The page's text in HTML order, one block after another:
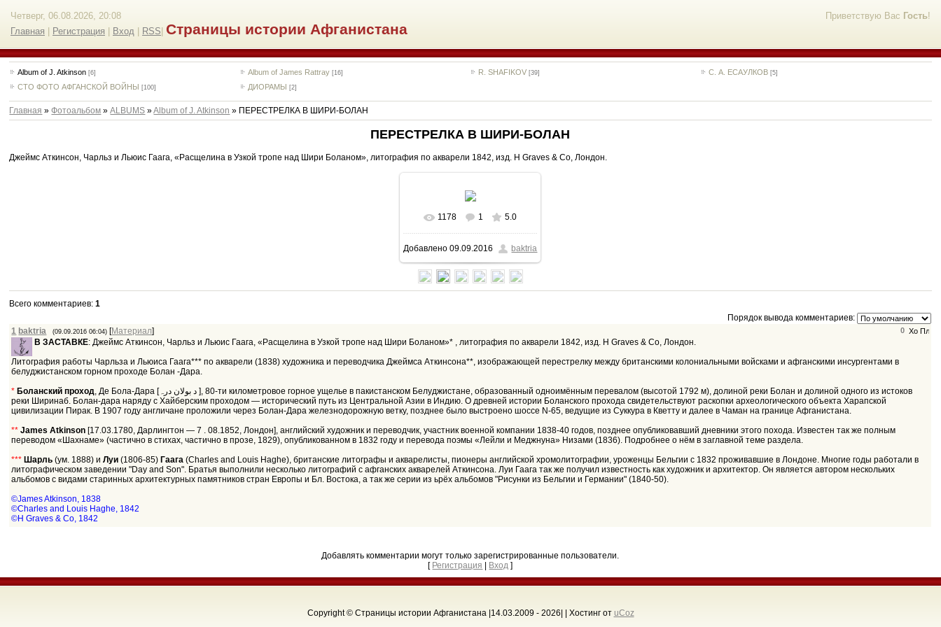
Приветствую Вас Гость!
Четверг, 06.08.2026, 20:08
Главная
Регистрация Вход RSS Страницы истории Афганистана
Album of J. Atkinson [6] Album of James Rattray [16] R. SHAFIKOV [39] С. А. ЕСАУЛКОВ [5]
СТО ФОТО АФГАНСКОЙ ВОЙНЫ [100] ДИОРАМЫ [2]
Главная »Фотоальбом »ALBUMS »Album of J. Atkinson » ПЕРЕСТРЕЛКА В ШИРИ-БОЛАН
ПЕРЕСТРЕЛКА В ШИРИ-БОЛАН
Джеймс Аткинсон, Чарльз и Льюис Гаага, «Расщелина в Узкой тропе над Шири Боланом», литография по акварели 1842, изд. H Graves & Co, Лондон.
В реальном размере
1600x1053/ 1638.5Kb
1178 1 5.0
Добавлено 09.09.2016 baktria
Всего комментариев:1
Порядок вывода комментариев:
0
1 baktria (09.09.2016 06:04) [Материал]
В ЗАСТАВКЕ: Джеймс Аткинсон, Чарльз и Льюис Гаага, «Расщелина в Узкой тропе над Шири Боланом»* , литография по акварели 1842, изд. H Graves & Co, Лондон.
Литография работы Чарльза и Льюиса Гаага*** по акварели (1838) художника и переводчика Джеймса Аткинсона**, изображающей перестрелку между британскими колониальными войсками и афганскими инсургентами в
белуджистанском горном проходе Болан -Дара.
* Боланский проход, Де Бола-Дара [د بولان درہ ], 80-ти километровое горное ущелье в пакистанском Белуджистане, образованный одноимённым перевалом (высотой 1792 м), долиной реки Болан и долиной одного из истоков
реки Ширинаб. Болан-дара наряду с Хайберским проходом — исторический путь из Центральной Азии в Индию. О древней истории Боланского прохода свидетельствуют раскопки археологического объекта Харапской
цивилизации Пирак. В 1907 году англичане проложили через Болан-Дара железнодорожную ветку, позднее было выстроено шоссе N-65, ведущие из Суккура в Кветту и далее в Чаман на границе Афганистана.
** James Atkinson [17.03.1780, Дарлингтон — 7 . 08.1852, Лондон], английский художник и переводчик, участник военной компании 1838-40 годов, позднее опубликовавший дневники этого похода. Известен так же полным
переводом «Шахнаме» (частично в стихах, частично в прозе, 1829), опубликованном в 1832 году и перевода поэмы «Лейли и Меджнуна» Низами (1836). Подробнее о нём в заглавной теме раздела.
*** Шарль (ум. 1888) иЛуи (1806-85) Гаага (Charles and Louis Haghe), британские литографы и акварелисты, пионеры английской хромолитографии, уроженцы Бельгии с 1832 проживавшие в Лондоне. Многие годы работали в
литографическом заведении "Day and Son". Братья выполнили несколько литографий с афганских акварелей Аткинсона. Луи Гаага так же получил известность как художник и архитектор. Он является автором нескольких
альбомов с видами старинных архитектурных памятников стран Европы и Бл. Востока, а так же серии из ьрёх альбомов "Рисунки из Бельгии и Германии" (1840-50).
©James Atkinson, 1838
©Charles and Louis Haghe, 1842
©H Graves & Co, 1842
Добавлять комментарии могут только зарегистрированные пользователи.
[ Регистрация Вход ]
Copyright © Страницы истории Афганистана |14.03.2009 - 2026 Хостинг от uCoz